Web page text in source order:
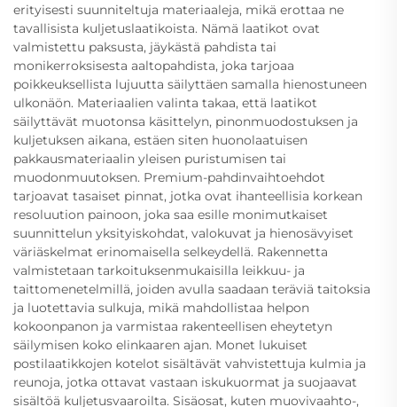
erityisesti suunniteltuja materiaaleja, mikä erottaa ne
tavallisista kuljetuslaatikoista. Nämä laatikot ovat
valmistettu paksusta, jäykästä pahdista tai
monikerroksisesta aaltopahdista, joka tarjoaa
poikkeuksellista lujuutta säilyttäen samalla hienostuneen
ulkonäön. Materiaalien valinta takaa, että laatikot
säilyttävät muotonsa käsittelyn, pinonmuodostuksen ja
kuljetuksen aikana, estäen siten huonolaatuisen
pakkausmateriaalin yleisen puristumisen tai
muodonmuutoksen. Premium-pahdinvaihtoehdot
tarjoavat tasaiset pinnat, jotka ovat ihanteellisia korkean
resoluution painoon, joka saa esille monimutkaiset
suunnittelun yksityiskohdat, valokuvat ja hienosävyiset
väriäskelmat erinomaisella selkeydellä. Rakennetta
valmistetaan tarkoituksenmukaisilla leikkuu- ja
taittomenetelmillä, joiden avulla saadaan teräviä taitoksia
ja luotettavia sulkuja, mikä mahdollistaa helpon
kokoonpanon ja varmistaa rakenteellisen eheytetyn
säilymisen koko elinkaaren ajan. Monet lukuiset
postilaatikkojen kotelot sisältävät vahvistettuja kulmia ja
reunoja, jotka ottavat vastaan iskukuormat ja suojaavat
sisältöä kuljetusvaaroilta. Sisäosat, kuten muovivaahto-,